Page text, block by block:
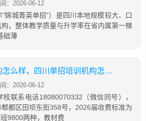
：2026-06-12
锦城菁英单招”）是四川本地规模较大、口
，整体教学质量与升学率在省内属第一梯
础薄
四川单招培训机构怎么样，四川单招培训机构怎么样知乎
：2026-06-12
联系电话18080070332（微信同号），
都区田坝东街358号，2026届收费标准为
9800两种，教材费